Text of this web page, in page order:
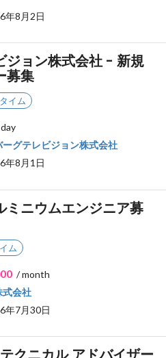
8月2日
ジョン株式会社 - 新規
募集
イム
ーグテレビジョン株式会社
8月1日
ミニウムエンジニア募
ム
/ month
式会社
7月30日